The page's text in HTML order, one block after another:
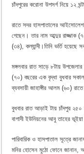
চাঁদপুরের করোনা উপসর্গ নিয়ে ১২
রাতে সদর হাসপাতালের
গেছেন। তার নাম আব্দুর রাজ্জাক
(৩৪), কল্যান্দী।তিনি ভর্তি হয়েছে
মঙ্গলবার রাত সাড়ে ৮টায় উপজেলার
(৭০) বছরের এক বৃদ্ধা বুধবার সকাল
ব্যবসায়ী জাহাঙ্গীর আলম (৬০) রাতে
বুধবার রাত আড়াই টায় চাঁদপুর ২৫০
বাগাদী ইউনিয়নের আবু তাহের
পারিবারিক ও হাসপাতাল সূত্রে
মনির হোসেন মুঠো ফোনে জানান,